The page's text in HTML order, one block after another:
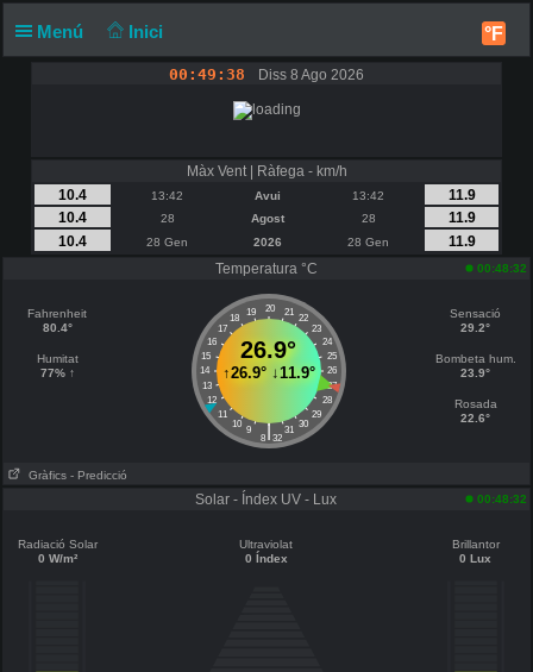
Menú Inici °F
00:49:38 Diss 8 Ago 2026
Màx Vent | Ràfega - km/h
10.4
13:42 Avui 13:42
11.9
10.4
28 Agost 28
11.9
10.4
28 Gen 2026 28 Gen
11.9
Temperatura °C
00:48:32
Fahrenheit
80.4°
Humitat
77% ↑
20
19 21
18
22
17
23
16
24
15
25
14
26
13
27
12
28
11
29
10
30
9 31
|
8 32
26.9°
↑26.9°↓11.9°
Sensació
29.2°
Bombeta hum.
23.9°
Rosada
22.6°
Gràfics - Predicció
Solar - Índex UV - Lux 00:48:32
Radiació Solar
0 W/m²
Ultraviolat
0 Índex
Brillantor
0 Lux